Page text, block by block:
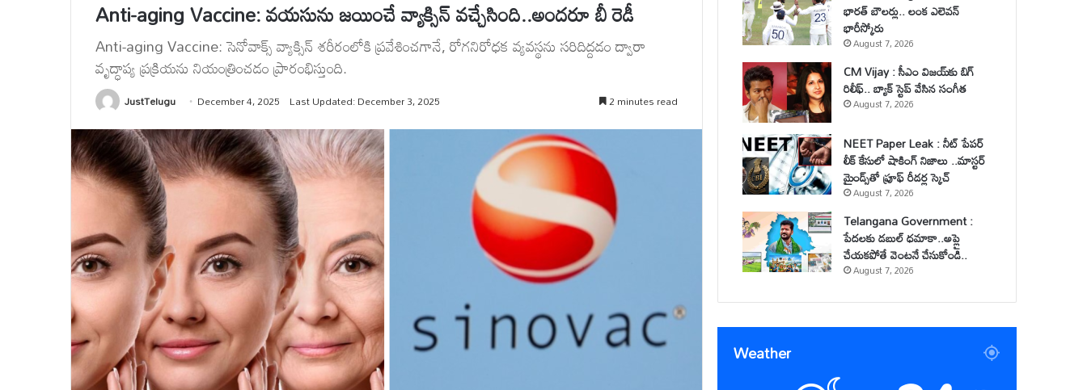
Anti-aging Vaccine: వయసును జయించే వ్యాక్సిన్ వచ్చేసింది..అందరూ బీ రెడీ
Anti-aging Vaccine: సెనోవాక్స్ వ్యాక్సిన్ శరీరంలోకి ప్రవేశించగానే, రోగనిరోధక వ్యవస్థను సరిదిద్దడం ద్వారా
వృద్ధాప్య ప్రక్రియను నియంత్రించడం ప్రారంభిస్తుంది.
JustTelugu December 4, 2025 Last Updated: December 3, 2025 2 minutes read
భారత్ బౌలర్లు.. లంక ఎలెవన్
భారీస్కోరు
August 7, 2026
CM Vijay : సీఎం విజయ్‌కు బిగ్
రిలీఫ్.. బ్యాక్ స్టెప్ వేసిన సంగీత
August 7, 2026
NEET Paper Leak : నీట్ పేపర్
లీక్ కేసులో షాకింగ్ నిజాలు ..మాస్టర్
మైండ్స్‌తో ప్రూఫ్ రీడర్ల స్కెచ్
August 7, 2026
Telangana Government :
పేదలకు డబుల్ ధమాకా..అప్లై
చేయకపోతే వెంటనే చేసుకోండి..
August 7, 2026
Weather